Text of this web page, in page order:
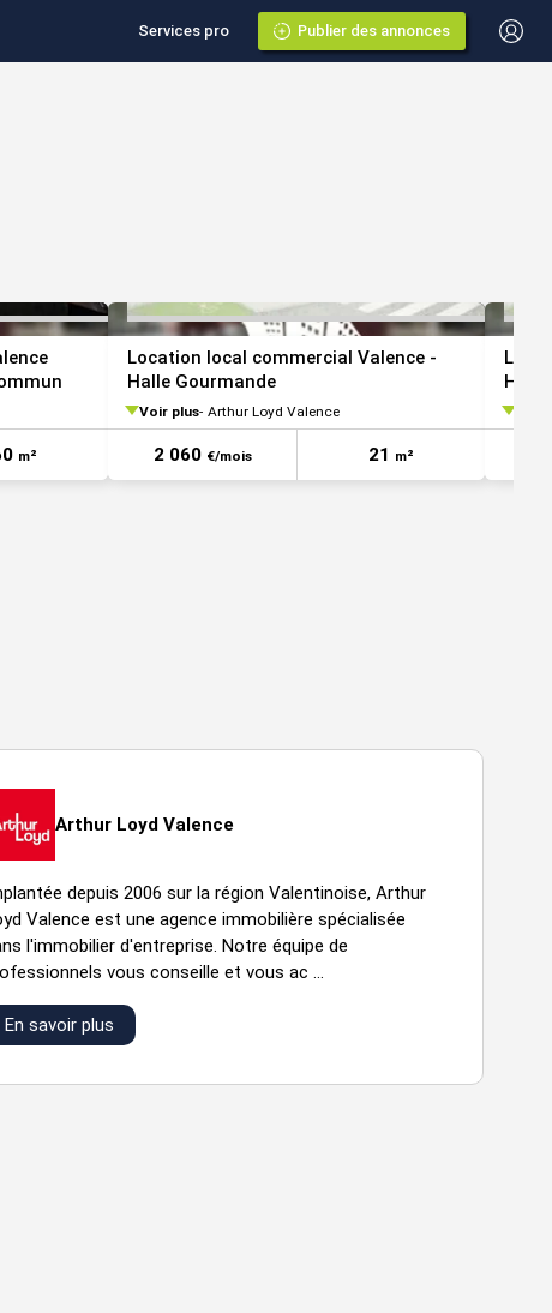
Services pro Publier des annonces
m²
Location local commercial Valence -
Halle Gourmande
Voir plus Arthur Loyd Valence
2 060 €/mois 21 m²
Arthur Loyd Valence
depuis 2006 sur la région Valentinoise, Arthur
Valence est une agence immobilière spécialisée
l'immobilier d'entreprise. Notre équipe de
vous conseille et vous ac ...
En savoir plus